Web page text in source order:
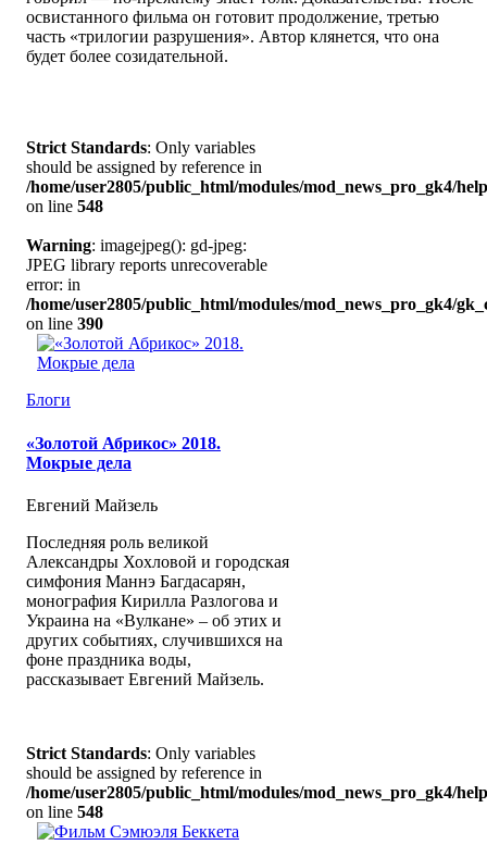
освистанного фильма он готовит продолжение, третью
часть «трилогии разрушения». Автор клянется, что она
будет более созидательной.
Strict Standards: Only variables
should be assigned by reference in
/home/user2805/public_html/modules/mod_news_pro_gk4/
on line 548
Warning: imagejpeg(): gd-jpeg:
JPEG library reports unrecoverable
error: in
/home/user2805/public_html/modules/mod_news_pro_gk4/
on line 390
Блоги
«Золотой Абрикос» 2018.
Мокрые дела
Евгений Майзель
Последняя роль великой
Александры Хохловой и городская
симфония Маннэ Багдасарян,
монография Кирилла Разлогова и
Украина на «Вулкане» – об этих и
других событиях, случившихся на
фоне праздника воды,
рассказывает Евгений Майзель.
Strict Standards: Only variables
should be assigned by reference in
/home/user2805/public_html/modules/mod_news_pro_gk4/
on line 548